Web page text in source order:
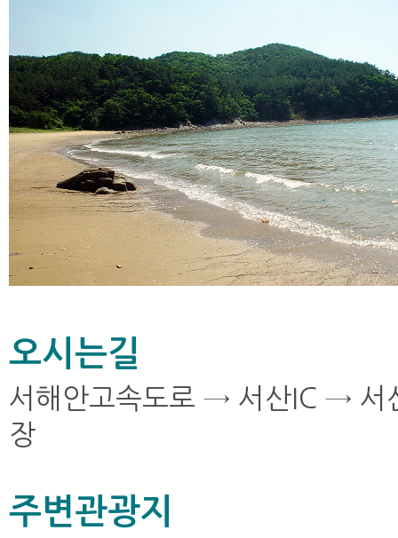
오시는길
서해안고속도로 → 서산IC →
장
주변관광지